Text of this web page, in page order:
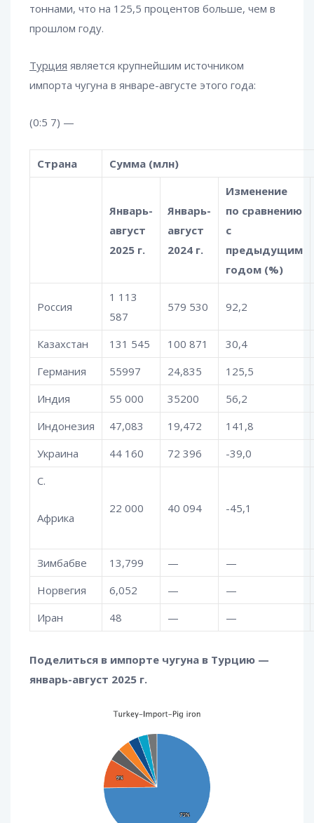
тоннами, что на 125,5 процентов больше, чем в
прошлом году.
Турция является крупнейшим источником
импорта чугуна в январе-августе этого года:
(0:5 7) —
Страна Сумма (млн)
Январь-
август
2025 г.
Январь-
август
2024 г.
Изменение
по сравнению
с
предыдущим
годом (%)
Россия
1 113
587
579 530 92,2
Казахстан 131 545 100 871
30,4
Германия
55997 24,835
125,5
Индия
55 000 35200
56,2
Индонезия
47,083 19,472
141,8
Украина
44 160 72 396
-39,0
С.
Африка
22 000 40 094 -45,1
Зимбабве 13,799 —
—
Норвегия
6,052 —
—
Иран
48 — —
Поделиться в импорте чугуна в Турцию —
январь-август 2025 г.